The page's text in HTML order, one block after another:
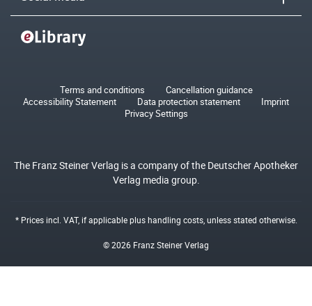
Terms and conditions
Cancellation guidance
Accessibility Statement
Data protection statement
Imprint
Privacy Settings
The Franz Steiner Verlag is a company of the Deutscher Apotheker
Verlag media group.
* Prices incl. VAT, if applicable plushandling costs, unless stated otherwise.
© 2026 Franz Steiner Verlag